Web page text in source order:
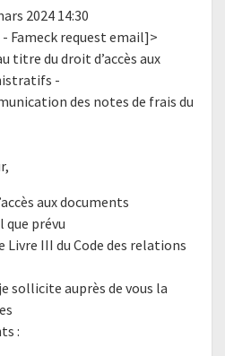
2024 14:30
Fameck request email]>
titre du droit d’accès aux
-
des notes de frais du
aux documents
prévu
III du Code des relations
sollicite auprès de vous la
: